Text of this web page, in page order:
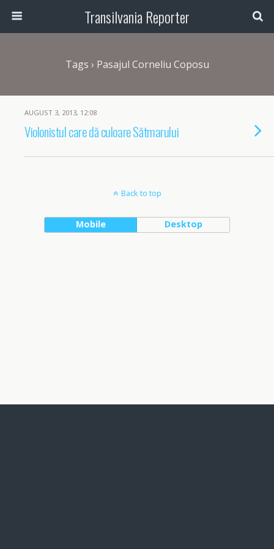
Transilvania Reporter
Tags › Pasajul Corneliu Coposu
AUGUST 3, 2013, 12:08
Violonistul care dă culoare Sătmarului
Back to top
Mobile Desktop